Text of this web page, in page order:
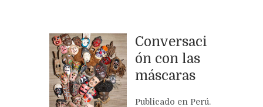
Conversaci
ón con las
máscaras
Publicado en Perú.